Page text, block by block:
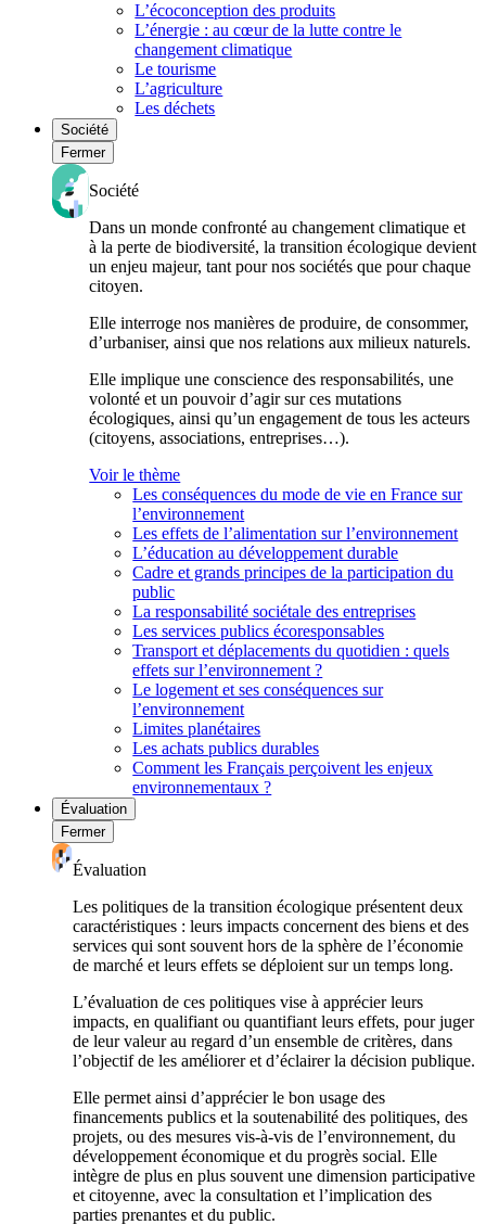
L’écoconception des produits
L’énergie : au cœur de la lutte contre le
changement climatique
Le tourisme
L’agriculture
Les déchets
Société
Fermer
Société
Dans un monde confronté au changement climatique et
à la perte de biodiversité, la transition écologique devient
un enjeu majeur, tant pour nos sociétés que pour chaque
citoyen.
Elle interroge nos manières de produire, de consommer,
d’urbaniser, ainsi que nos relations aux milieux naturels.
Elle implique une conscience des responsabilités, une
volonté et un pouvoir d’agir sur ces mutations
écologiques, ainsi qu’un engagement de tous les acteurs
(citoyens, associations, entreprises…).
Voir le thème
Les conséquences du mode de vie en France sur
l’environnement
Les effets de l’alimentation sur l’environnement
L’éducation au développement durable
Cadre et grands principes de la participation du
public
La responsabilité sociétale des entreprises
Les services publics écoresponsables
Transport et déplacements du quotidien : quels
effets sur l’environnement ?
Le logement et ses conséquences sur
l’environnement
Limites planétaires
Les achats publics durables
Comment les Français perçoivent les enjeux
environnementaux ?
Évaluation
Fermer
Évaluation
Les politiques de la transition écologique présentent deux
caractéristiques : leurs impacts concernent des biens et des
services qui sont souvent hors de la sphère de l’économie
de marché et leurs effets se déploient sur un temps long.
L’évaluation de ces politiques vise à apprécier leurs
impacts, en qualifiant ou quantifiant leurs effets, pour juger
de leur valeur au regard d’un ensemble de critères, dans
l’objectif de les améliorer et d’éclairer la décision publique.
Elle permet ainsi d’apprécier le bon usage des
financements publics et la soutenabilité des politiques, des
projets, ou des mesures vis-à-vis de l’environnement, du
développement économique et du progrès social. Elle
intègre de plus en plus souvent une dimension participative
et citoyenne, avec la consultation et l’implication des
parties prenantes et du public.